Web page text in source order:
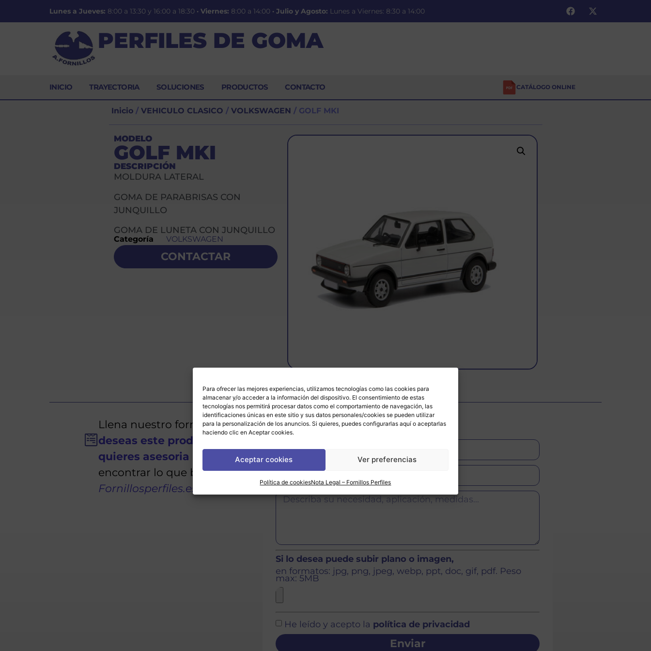
Para ofrecer las mejores experiencias, utilizamos tecnologías como las cookies para
almacenar y/o acceder a la información del dispositivo. El consentimiento de estas
tecnologías nos permitirá procesar datos como el comportamiento de navegación, las
identificaciones únicas en este sitio y sus datos personales/cookies se pueden utilizar
para la personalización de los anuncios. Si quieres, puedes configurarlas aquí o aceptarlas
haciendo clic en Aceptar cookies.
Aceptar cookies Ver preferencias
Política de cookiesNota Legal – Fornillos Perfiles
Lunes a Jueves: 8:00 a 13:30 y 16:00 a 18:30 · Viernes: 8:00 a 14:00 · Julio y Agosto: Lunes a Viernes: 8:30 a 14:00
PERFILES DE GOMA
INICIO TRAYECTORIA SOLUCIONES PRODUCTOS CONTACTO CATÁLOGO ONLINE
Inicio/ VEHICULO CLASICO / VOLKSWAGEN / GOLF MKI
MODELO
GOLF MKI
DESCRIPCIÓN
MOLDURA LATERAL
GOMA DE PARABRISAS CON
JUNQUILLO
GOMA DE LUNETA CON JUNQUILLO
Categoría VOLKSWAGEN
CONTACTAR
Llena nuestro formulariosi
deseas este producto
quieres asesoria
encontrar lo que buscas en
Fornillosperfiles.es
Si lo desea puede subir plano o imagen,
en formatos: jpg, png, jpeg, webp, ppt, doc, gif, pdf. Peso
max: 5MB
He leído y acepto la política de privacidad
Enviar